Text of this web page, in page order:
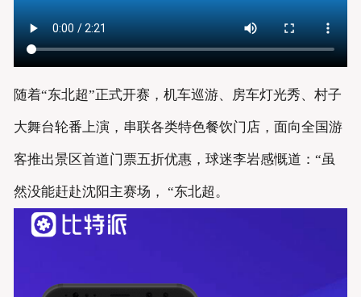
随着“东北超”正式开赛，机车巡游、房车灯光秀、村子
大舞台轮番上演，串联各类特色餐饮门店，面向全国游
客推出景区首道门票五折优惠，球迷李岩感慨道：“虽
然没能赶赴沈阳主赛场， “东北超。